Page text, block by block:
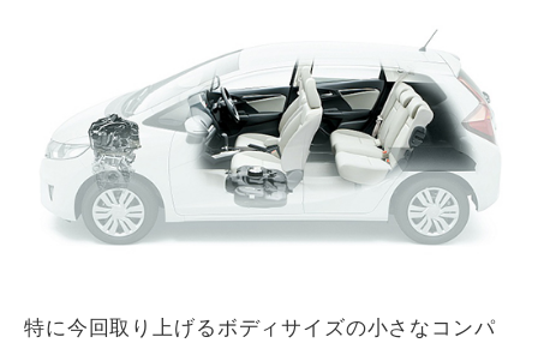
特に今回取り上げるボディサイズの小さなコンパ